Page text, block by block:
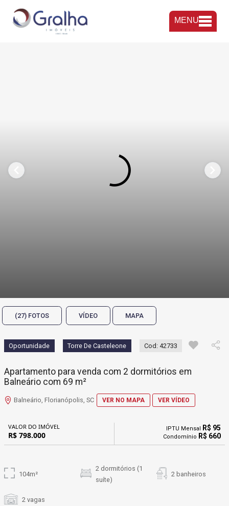
MENU
(27) FOTOS VÍDEO MAPA
Oportunidade Torre De Casteleone Cod: 42733
Apartamento para venda com 2 dormitórios em
Balneário com 69 m²
Balneário, Florianópolis, SC VER NO MAPA VER VÍDEO
VALOR DO IMÓVEL
R$ 798.000
IPTU Mensal R$ 95
Condomínio R$ 660
104m²
2 dormitórios (1
suíte)
2 banheiros
2 vagas